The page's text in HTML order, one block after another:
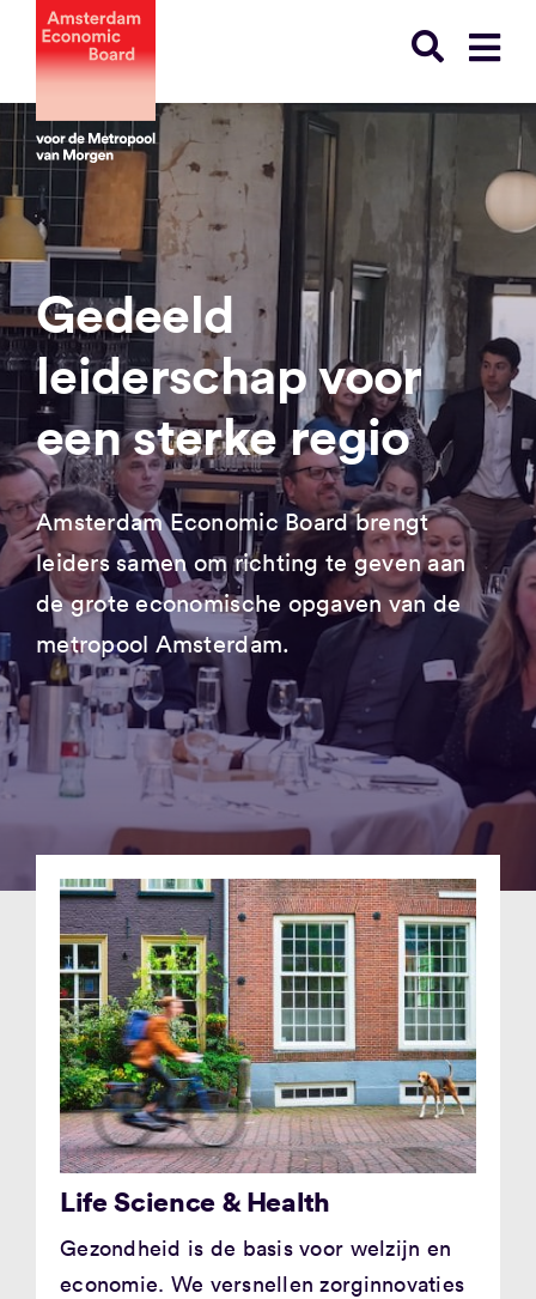
naar
inhoud
Gedeeld
leiderschap voor
een sterke regio
Amsterdam Economic Board brengt
leiders samen om richting te geven aan
de grote economische opgaven van de
metropool Amsterdam.
Life Science & Health
Gezondheid is de basis voor welzijn en
economie. We versnellen zorginnovaties